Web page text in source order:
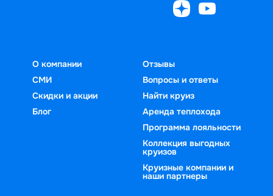
О компании
СМИ
Скидки и акции
Блог
Отзывы
Вопросы и ответы
Найти круиз
Аренда теплохода
Программа лояльности
Коллекция выгодных
круизов
Круизные компании и
наши партнеры